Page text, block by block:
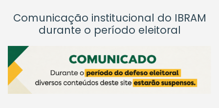
Comunicação institucional do IBRAM
durante o período eleitoral